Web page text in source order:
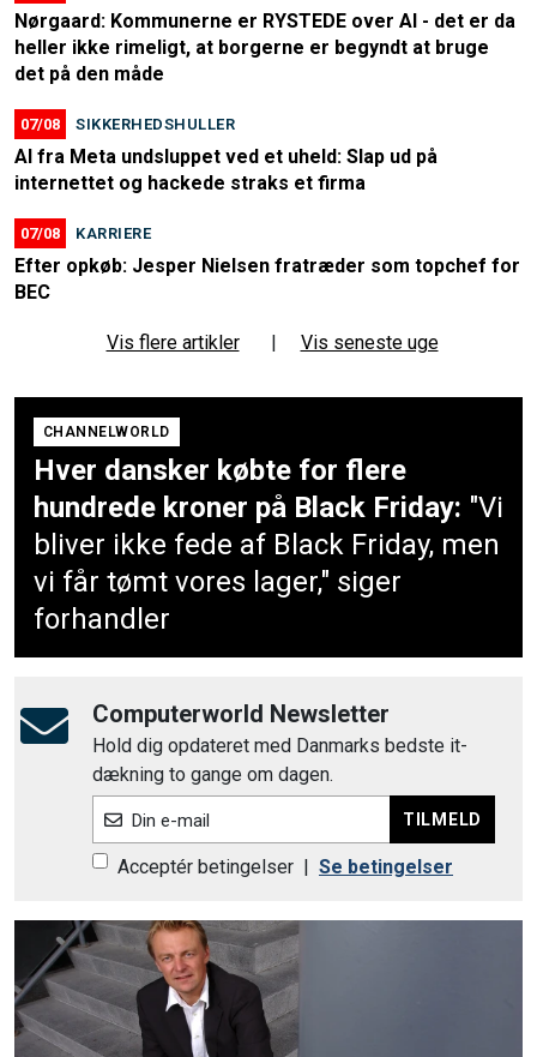
Nørgaard: Kommunerne er RYSTEDE over AI - det er da
heller ikke rimeligt, at borgerne er begyndt at bruge
det på den måde
07/08 SIKKERHEDSHULLER
AI fra Meta undsluppet ved et uheld: Slap ud på
internettet og hackede straks et firma
07/08 KARRIERE
Efter opkøb: Jesper Nielsen fratræder som topchef for
BEC
Vis flere artikler Vis seneste uge
CHANNELWORLD
Hver dansker købte for flere
hundrede kroner på Black Friday: "Vi
bliver ikke fede af Black Friday, men
vi får tømt vores lager," siger
forhandler
Computerworld Newsletter
Hold dig opdateret med Danmarks bedste it-
dækning to gange om dagen.
Din e-mail TILMELD
Acceptér betingelser Se betingelser